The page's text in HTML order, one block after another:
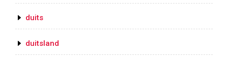
duits
duitsland